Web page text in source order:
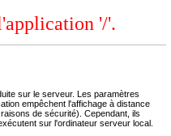
'/'.
sur le serveur. Les paramètres
empêchent l'affichage à distance
de sécurité). Cependant, ils
sur l'ordinateur serveur local.